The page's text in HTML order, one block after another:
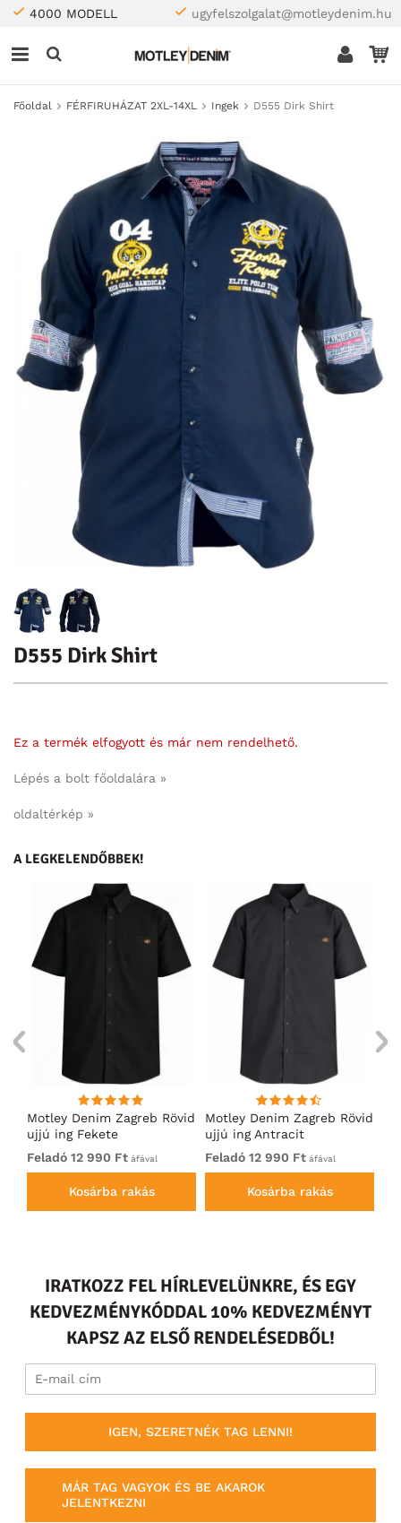
4000 MODELL ugyfelszolgalat@motleydenim.hu
Főoldal FÉRFIRUHÁZAT 2XL-14XL Ingek D555 Dirk Shirt
D555 Dirk Shirt
Ez a termék elfogyott és már nem rendelhető.
Lépés a bolt főoldalára »
oldaltérkép »
A LEGKELENDŐBBEK!
Motley Denim Zagreb Rövid
ujjú ing Fekete
Feladó 12 990 Ft áfával
Kosárba rakás
Motley Denim Zagreb Rövid
ujjú ing Antracit
Feladó 12 990 Ft áfával
Kosárba rakás
IRATKOZZ FEL HÍRLEVELÜNKRE, ÉS EGY
KEDVEZMÉNYKÓDDAL 10% KEDVEZMÉNYT
KAPSZ AZ ELSŐ RENDELÉSEDBŐL!
IGEN, SZERETNÉK TAG LENNI!
MÁR TAG VAGYOK ÉS BE AKAROK
JELENTKEZNI